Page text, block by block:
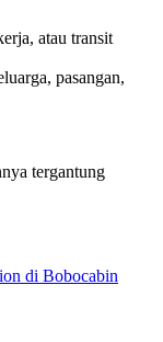
atau transit
pasangan,
tergantung
di Bobocabin